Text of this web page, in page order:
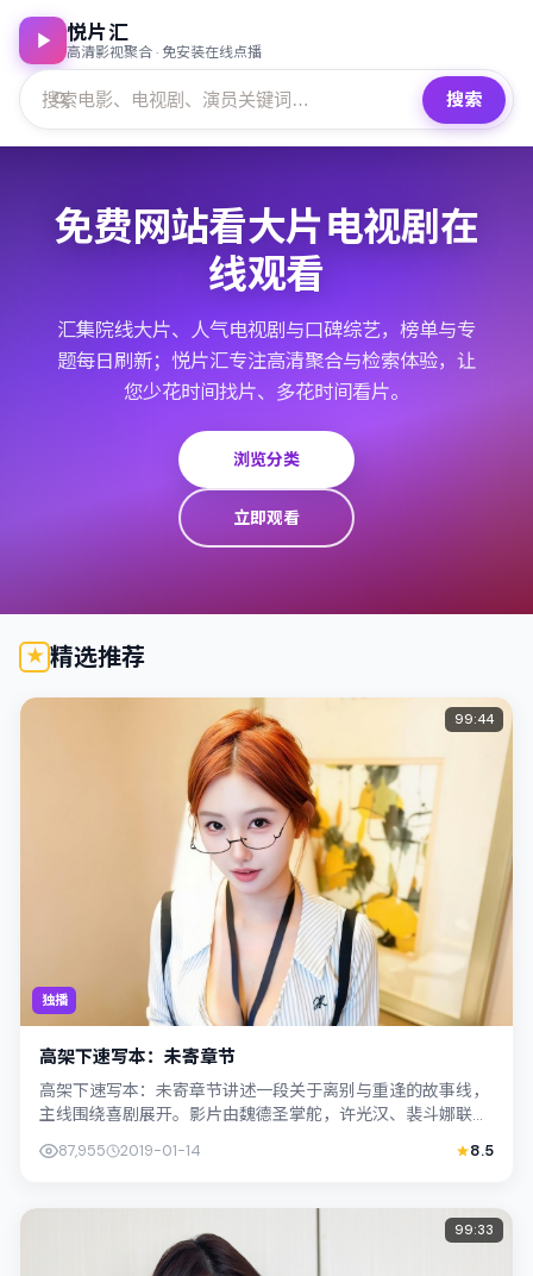
悦片汇
高清影视聚合 · 免安装在线点播
搜索
免费网站看大片电视剧在
线观看
汇集院线大片、人气电视剧与口碑综艺，榜单与专
题每日刷新；悦片汇专注高清聚合与检索体验，让
您少花时间找片、多花时间看片。
浏览分类
立即观看
精选推荐
独播
99:44
高架下速写本：未寄章节
高架下速写本：未寄章节讲述一段关于离别与重逢的故事线，
主线围绕喜剧展开。影片由魏德圣掌舵，许光汉、裴斗娜联合
87,955 2019-01-14 8.5
99:33